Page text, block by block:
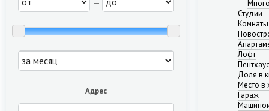
—
Адрес
Студии
Комнаты
Лофт
Пентхаус
Доля в
Место в
Гараж